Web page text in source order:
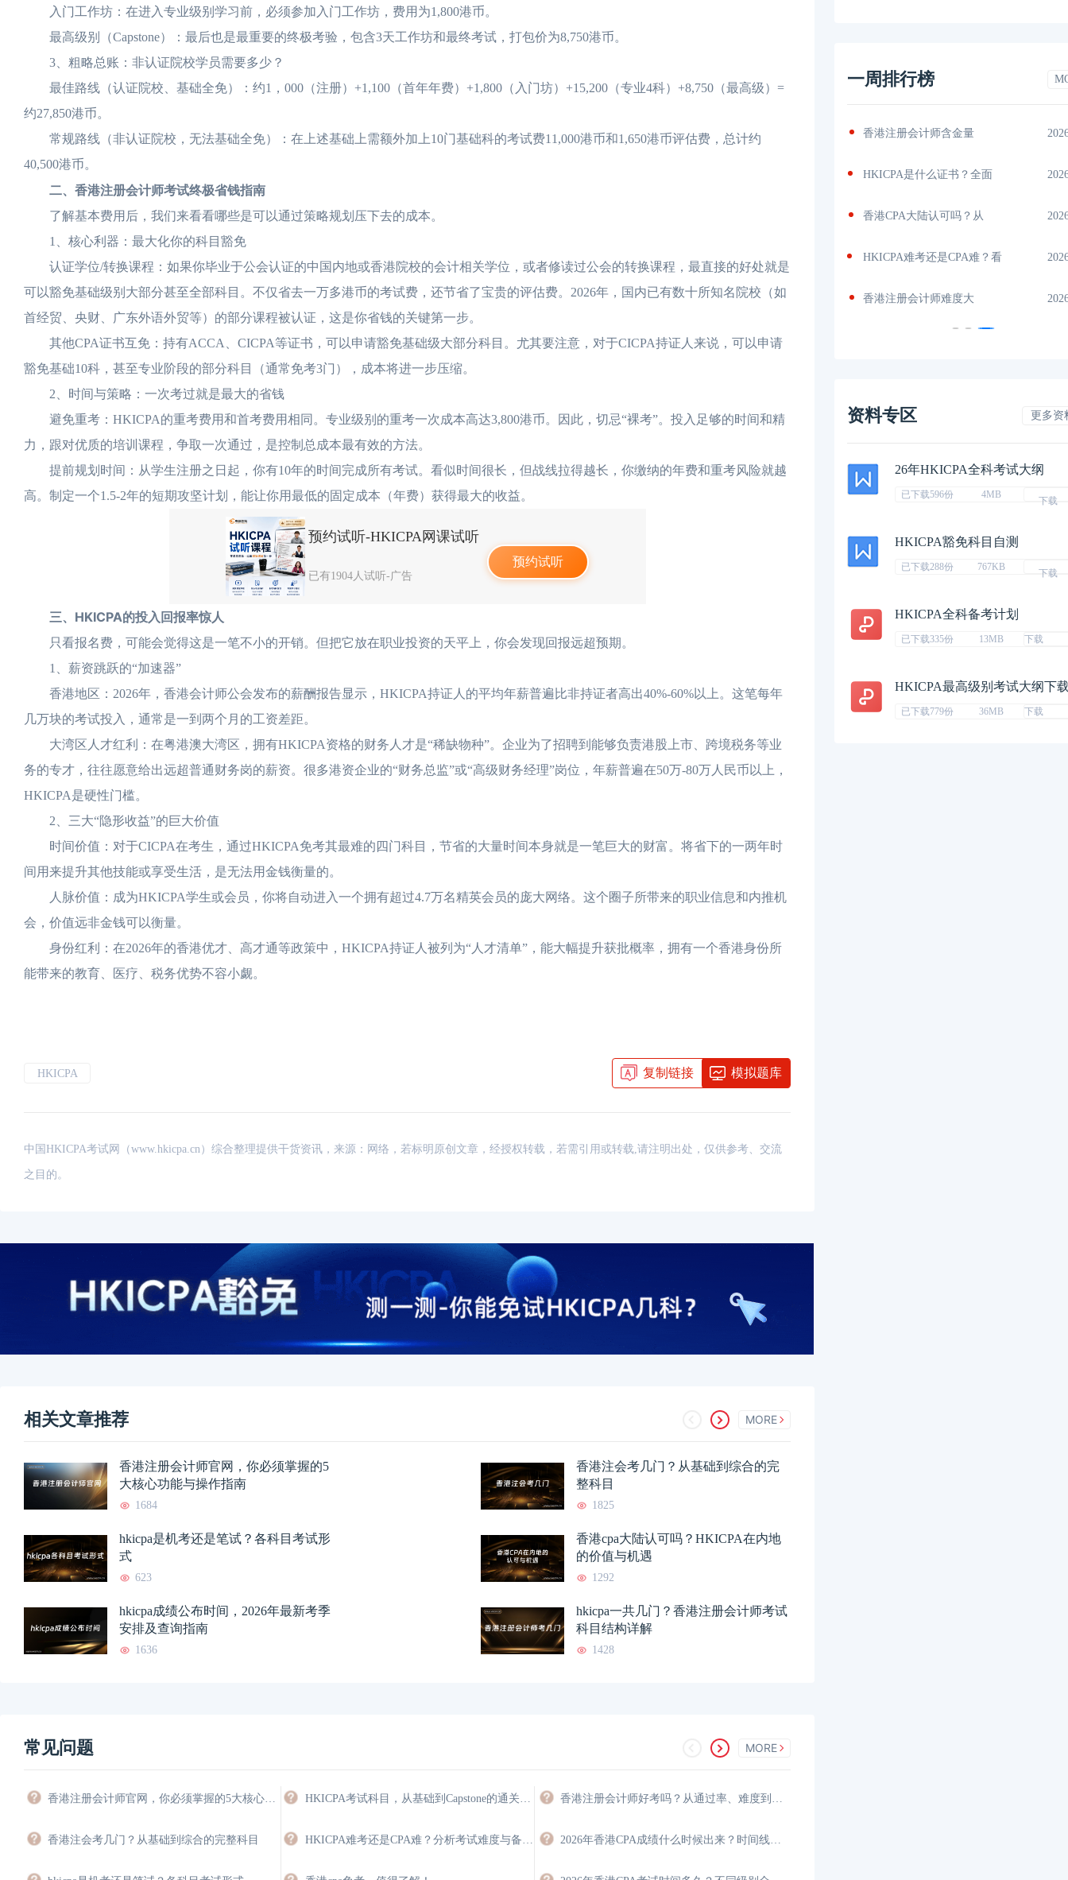
入门工作坊：在进入专业级别学习前，必须参加入门工作坊，费用为1,800港币。
最高级别（Capstone）：最后也是最重要的终极考验，包含3天工作坊和最终考试，打包价为8,750港币。
3、粗略总账：非认证院校学员需要多少？
最佳路线（认证院校、基础全免）：约1，000（注册）+1,100（首年年费）+1,800（入门坊）+15,200（专业4科）+8,750（最高级）=
约27,850港币。
常规路线（非认证院校，无法基础全免）：在上述基础上需额外加上10门基础科的考试费11,000港币和1,650港币评估费，总计约
40,500港币。
二、香港注册会计师考试终极省钱指南
了解基本费用后，我们来看看哪些是可以通过策略规划压下去的成本。
1、核心利器：最大化你的科目豁免
认证学位/转换课程：如果你毕业于公会认证的中国内地或香港院校的会计相关学位，或者修读过公会的转换课程，最直接的好处就是
可以豁免基础级别大部分甚至全部科目。不仅省去一万多港币的考试费，还节省了宝贵的评估费。2026年，国内已有数十所知名院校（如
首经贸、央财、广东外语外贸等）的部分课程被认证，这是你省钱的关键第一步。
其他CPA证书互免：持有ACCA、CICPA等证书，可以申请豁免基础级大部分科目。尤其要注意，对于CICPA持证人来说，可以申请
豁免基础10科，甚至专业阶段的部分科目（通常免考3门），成本将进一步压缩。
2、时间与策略：一次考过就是最大的省钱
避免重考：HKICPA的重考费用和首考费用相同。专业级别的重考一次成本高达3,800港币。因此，切忌“裸考”。投入足够的时间和精
力，跟对优质的培训课程，争取一次通过，是控制总成本最有效的方法。
提前规划时间：从学生注册之日起，你有10年的时间完成所有考试。看似时间很长，但战线拉得越长，你缴纳的年费和重考风险就越
高。制定一个1.5-2年的短期攻坚计划，能让你用最低的固定成本（年费）获得最大的收益。
预约试听-HKICPA网课试听
已有1904人试听-广告
预约试听
三、HKICPA的投入回报率惊人
只看报名费，可能会觉得这是一笔不小的开销。但把它放在职业投资的天平上，你会发现回报远超预期。
1、薪资跳跃的“加速器”
香港地区：2026年，香港会计师公会发布的薪酬报告显示，HKICPA持证人的平均年薪普遍比非持证者高出40%-60%以上。这笔每年
几万块的考试投入，通常是一到两个月的工资差距。
大湾区人才红利：在粤港澳大湾区，拥有HKICPA资格的财务人才是“稀缺物种”。企业为了招聘到能够负责港股上市、跨境税务等业
务的专才，往往愿意给出远超普通财务岗的薪资。很多港资企业的“财务总监”或“高级财务经理”岗位，年薪普遍在50万-80万人民币以上，
HKICPA是硬性门槛。
2、三大“隐形收益”的巨大价值
时间价值：对于CICPA在考生，通过HKICPA免考其最难的四门科目，节省的大量时间本身就是一笔巨大的财富。将省下的一两年时
间用来提升其他技能或享受生活，是无法用金钱衡量的。
人脉价值：成为HKICPA学生或会员，你将自动进入一个拥有超过4.7万名精英会员的庞大网络。这个圈子所带来的职业信息和内推机
会，价值远非金钱可以衡量。
身份红利：在2026年的香港优才、高才通等政策中，HKICPA持证人被列为“人才清单”，能大幅提升获批概率，拥有一个香港身份所
能带来的教育、医疗、税务优势不容小觑。
HKICPA 复制链接 模拟题库
中国HKICPA考试网（www.hkicpa.cn）综合整理提供干货资讯，来源：网络，若标明原创文章，经授权转载，若需引用或转载,请注明出处，仅供参考、交流
之目的。
相关文章推荐 MORE
香港注册会计师官网，你必须掌握的5
大核心功能与操作指南
1684
香港注会考几门？从基础到综合的完
整科目
1825
hkicpa是机考还是笔试？各科目考试形
式
623
香港cpa大陆认可吗？HKICPA在内地
的价值与机遇
1292
hkicpa成绩公布时间，2026年最新考季
安排及查询指南
1636
hkicpa一共几门？香港注册会计师考试
科目结构详解
1428
常见问题 MORE
香港注会考几门？从基础到综合的完整科目
一周排行榜
香港cpa大陆认可吗？ 2026-07-12
香港cpa和acca互认吗？看
香港注册会计师好考吗 2026-07-08
hkicpa和cicpa互免几门？
香港注册会计师与注册
香港注册会计师含金量
HKICPA是什么证书？全面
香港CPA大陆认可吗？从
HKICPA难考还是CPA难？看
香港注册会计师难度大
资料专区 更多资
26年HKICPA全科考试大纲
已下载596份 4MB
下载
HKICPA豁免科目自测
已下载288份 767KB
下载
HKICPA全科备考计划
已下载335份 13MB 下载
HKICPA最高级别考试大纲下
已下载779份 36MB 下载